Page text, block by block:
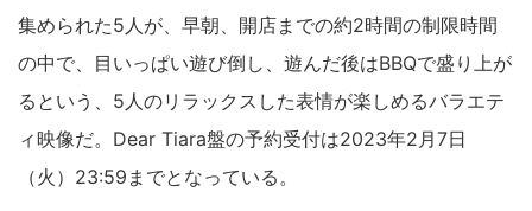
集められた5人が、早朝、開店までの約2時間の制限時間
の中で、目いっぱい遊び倒し、遊んだ後はBBQで盛り上が
るという、5人のリラックスした表情が楽しめるバラエテ
ィ映像だ。Dear Tiara盤の予約受付は2023年2月7日
（火）23:59までとなっている。